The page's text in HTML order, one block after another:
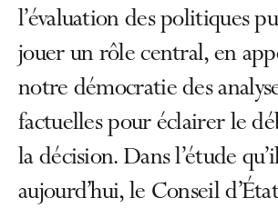
l’évaluation des politiques
jouer un rôle central, en
notre démocratie des
factuelles pour éclairer le
la décision. Dans l’étude
aujourd’hui, le Conseil